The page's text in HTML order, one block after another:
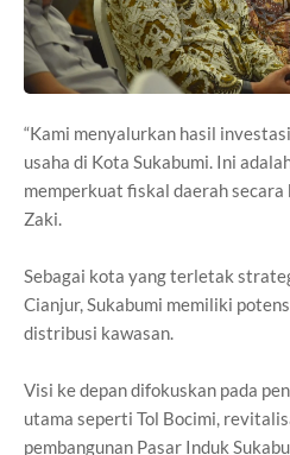
“Kami menyalurkan hasil
usaha di Kota Sukabumi. Ini
memperkuat fiskal daerah secara
Zaki.
Sebagai kota yang terletak
Cianjur, Sukabumi memiliki
distribusi kawasan.
Visi ke depan difokuskan pada
utama seperti Tol Bocimi,
pembangunan Pasar Induk